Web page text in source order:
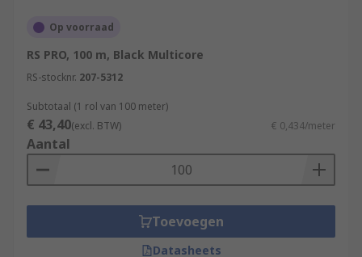
Op voorraad
RS PRO, 100 m, Black Multicore
RS-stocknr. 207-5312
Subtotaal (1 rol van 100 meter)
€ 43,40(excl. BTW) € 0,434/meter
Aantal
Toevoegen
Datasheets